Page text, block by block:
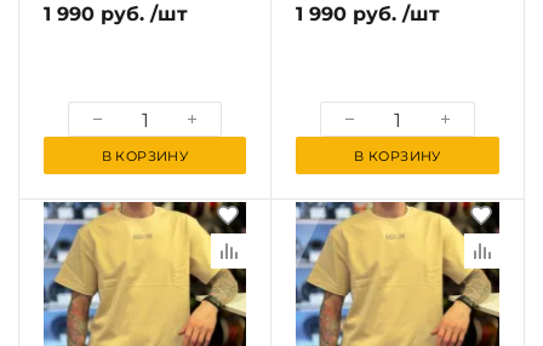
1 990 руб. /шт
В КОРЗИНУ
1 990 руб. /шт
В КОРЗИНУ